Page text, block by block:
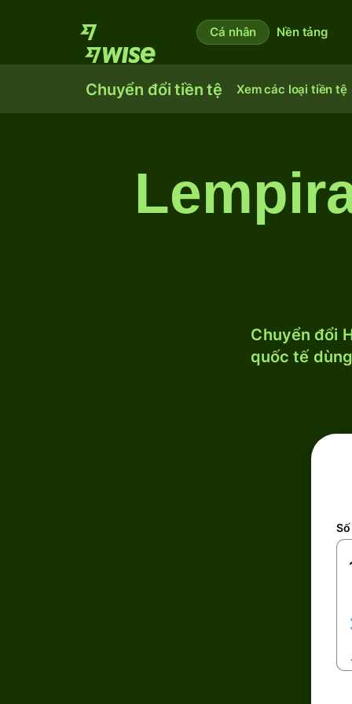
Cá nhân Nền tảng
Chuyển đổi tiền tệ Xem các loại tiền tệ
Chuyển đổi
quốc tế